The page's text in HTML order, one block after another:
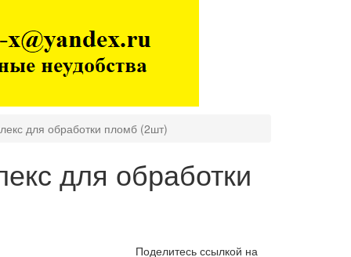
для обработки пломб (2шт)
для обработки
Поделитесь ссылкой на